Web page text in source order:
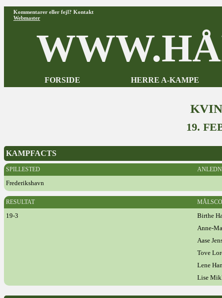
Kommentarer eller fejl? Kontakt
Webmaster
FORSIDE HERRE A-KAMPE
19.
KAMPFACTS
SPILLESTED
Frederikshavn
RESULTAT
19-3
Birthe
Anne-
Aase
Tove
Lene
Lise